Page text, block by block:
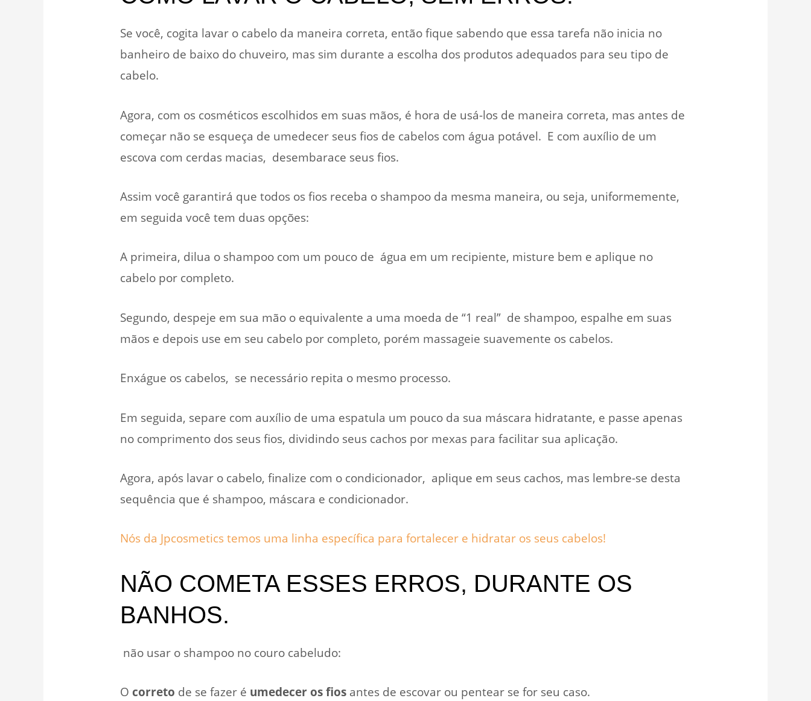
Se você, cogita lavar o cabelo da maneira correta, então fique sabendo que essa tarefa não inicia no
banheiro de baixo do chuveiro, mas sim durante a escolha dos produtos adequados para seu tipo de
cabelo.
Agora, com os cosméticos escolhidos em suas mãos, é hora de usá-los de maneira correta, mas antes de
começar não se esqueça de umedecer seus fios de cabelos com água potável. E com auxílio de um
escova com cerdas macias, desembarace seus fios.
Assim você garantirá que todos os fios receba o shampoo da mesma maneira, ou seja, uniformemente,
em seguida você tem duas opções:
A primeira, dilua o shampoo com um pouco de água em um recipiente, misture bem e aplique no
cabelo por completo.
Segundo, despeje em sua mão o equivalente a uma moeda de “1 real” de shampoo, espalhe em suas
mãos e depois use em seu cabelo por completo, porém massageie suavemente os cabelos.
Enxágue os cabelos, se necessário repita o mesmo processo.
Em seguida, separe com auxílio de uma espatula um pouco da sua máscara hidratante, e passe apenas
no comprimento dos seus fios, dividindo seus cachos por mexas para facilitar sua aplicação.
Agora, após lavar o cabelo, finalize com o condicionador, aplique em seus cachos, mas lembre-se desta
sequência que é shampoo, máscara e condicionador.
Nós da Jpcosmetics temos uma linha específica para fortalecer e hidratar os seus cabelos!
NÃO COMETA ESSES ERROS, DURANTE OS
BANHOS.
não usar o shampoo no couro cabeludo:
O correto de se fazer é umedecer os fiosantes de escovar ou pentear se for seu caso.